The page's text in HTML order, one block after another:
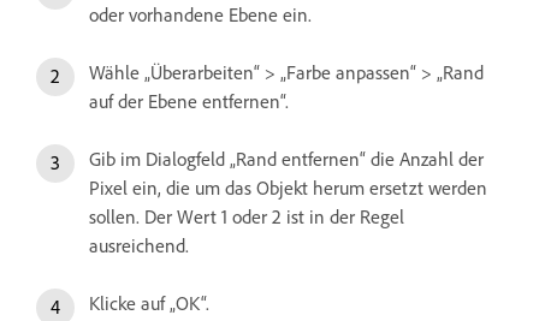
oder vorhandene Ebene ein.
Wähle „Überarbeiten“ > „Farbe anpassen“ > „Rand
auf der Ebene entfernen“.
Gib im Dialogfeld „Rand entfernen“ die Anzahl der
Pixel ein, die um das Objekt herum ersetzt werden
sollen. Der Wert 1 oder 2 ist in der Regel
ausreichend.
Klicke auf „OK“.